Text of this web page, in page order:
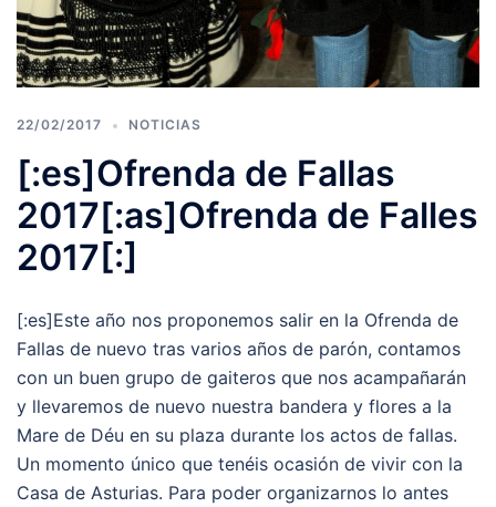
22/02/2017 NOTICIAS
[:es]Ofrenda de Fallas
2017[:as]Ofrenda de Falles
2017[:]
[:es]Este año nos proponemos salir en la Ofrenda de
Fallas de nuevo tras varios años de parón, contamos
con un buen grupo de gaiteros que nos acampañarán
y llevaremos de nuevo nuestra bandera y flores a la
Mare de Déu en su plaza durante los actos de fallas.
Un momento único que tenéis ocasión de vivir con la
Casa de Asturias. Para poder organizarnos lo antes